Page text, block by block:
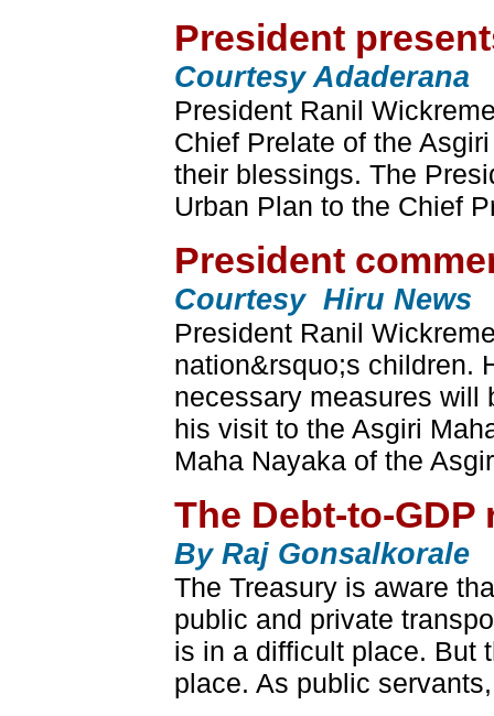
President
Courtesy Adaderana
President Ranil
Chief Prelate of the
their blessings. The
Urban Plan to the Chief
President
Courtesy Hiru News
President Ranil
nation&rsquo;s children.
necessary measures will
his visit to the Asgiri
Maha Nayaka of the
The Debt-to-
By Raj Gonsalkorale
The Treasury is aware
public and private
is in a difficult place. But
place. As public